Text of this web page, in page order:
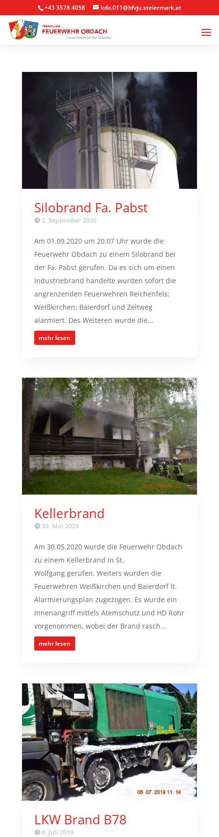
+43 3578 4058 kdo.011@bfvju.steiermark.at
Silobrand Fa. Pabst
2. September 2020
Am 01.09.2020 um 20:07 Uhr wurde die
Feuerwehr Obdach zu einem Silobrand bei
der Fa. Pabst gerufen. Da es sich um einen
Industriebrand handelte wurden sofort die
angrenzenden Feuerwehren Reichenfels;
Weißkirchen; Baierdorf und Zeltweg
alarmiert. Des Weiteren wurde die...
mehr lesen
Kellerbrand
30. Mai 2020
Am 30.05.2020 wurde die Feuerwehr Obdach
zu einem Kellerbrand in St.
Wolfgang gerufen. Weiters wurden die
Feuerwehren Weißkirchen und Baierdorf lt.
Alarmierungsplan zugezogen. Es wurde ein
Innenangriff mittels Atemschutz und HD Rohr
vorgenommen, wobei der Brand rasch...
mehr lesen
LKW Brand B78
8. Juli 2019